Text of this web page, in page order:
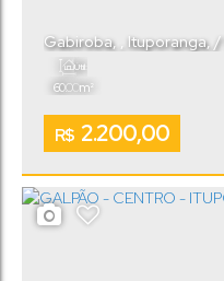
R$ 2.200,00
Gabiroba Ituporanga,
Útil:
60.00m²